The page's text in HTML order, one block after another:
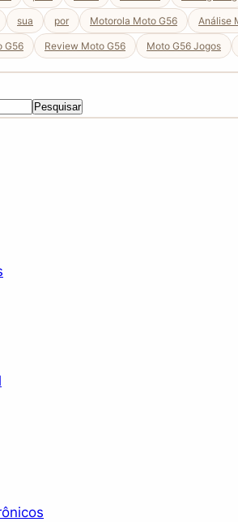
sua por Motorola Moto G56 Análise
G56 Review Moto G56 Moto G56 Jogos
Pesquisar